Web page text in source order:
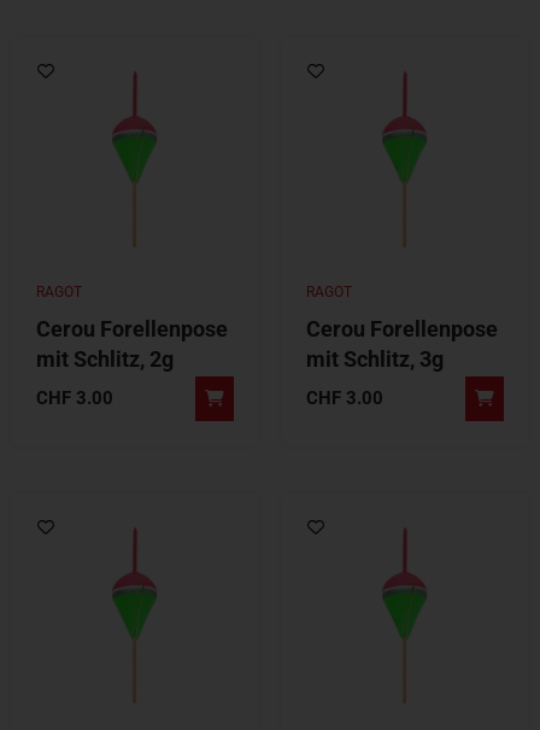
RAGOT
Cerou Forellenpose
mit Schlitz, 2g
CHF 3.00
RAGOT
Cerou Forellenpose
mit Schlitz, 3g
CHF 3.00